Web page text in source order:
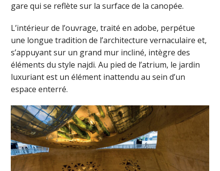
gare qui se reflète sur la surface de la canopée.
L’intérieur de l’ouvrage, traité en adobe, perpétue
une longue tradition de l’architecture vernaculaire et,
s’appuyant sur un grand mur incliné, intègre des
éléments du style najdi. Au pied de l’atrium, le jardin
luxuriant est un élément inattendu au sein d’un
espace enterré.